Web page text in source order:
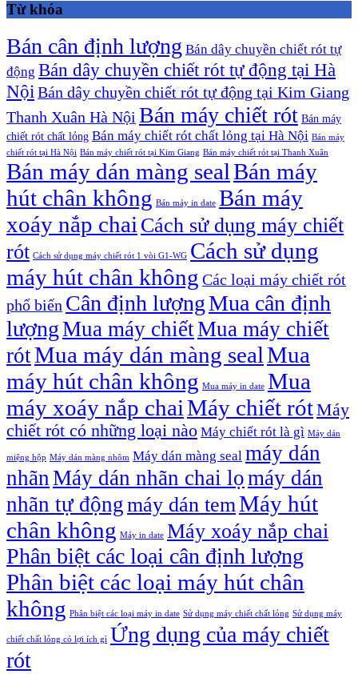
Từ khóa
Bán cân định lượng Bán dây chuyền chiết rót tự
động Bán dây chuyền chiết rót tự động tại Hà
Nội Bán dây chuyền chiết rót tự động tại Kim Giang
Thanh Xuân Hà Nội Bán máy chiết rót Bán máy
chiết rót chất lỏng Bán máy chiết rót chất lỏng tại Hà Nội Bán máy
chiết rót tại Hà Nội Bán máy chiết rót tại Kim Giang Bán máy chiết rót tại Thanh Xuân
Bán máy dán màng sealBán máy
hút chân không Bán máy in date Bán máy
xoáy nắp chai Cách sử dụng máy chiết
rót Cách sử dụng máy chiết rót 1 vòi G1-WG Cách sử dụng
máy hút chân không Các loại máy chiết rót
phổ biến Cân định lượngMua cân định
lượngMua máy chiếtMua máy chiết
rótMua máy dán màng sealMua
máy hút chân không Mua máy in date Mua
máy xoáy nắp chaiMáy chiết rótMáy
chiết rót có những loại nào Máy chiết rót là gì Máy dán
miệng hộp Máy dán màng nhôm Máy dán màng seal máy dán
nhãnMáy dán nhãn chai lọmáy dán
nhãn tự độngmáy dán temMáy hút
chân không Máy in date Máy xoáy nắp chai
Phân biệt các loại cân định lượng
Phân biệt các loại máy hút chân
không Phân biệt các loại máy in date Sử dụng máy chiết chất lỏng Sử dụng máy
chiết chất lỏng có lợi ích gì Ứng dụng của máy chiết
rót